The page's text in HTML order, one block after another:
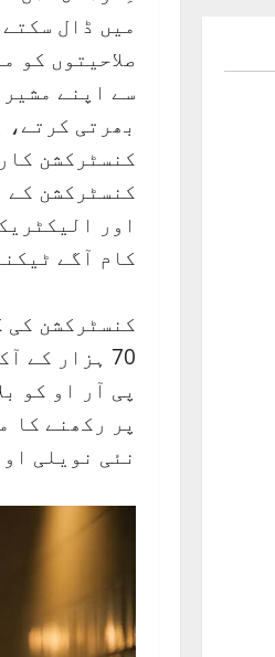
میں ڈال
صلاحیتوں کو
سے اپنے
بھرتی
کنسٹرکشن
کنسٹرکشن کے
اور
کام آگے
70 ہزار
پی آر او کو
پر رکھنے کا
نئی نویلی